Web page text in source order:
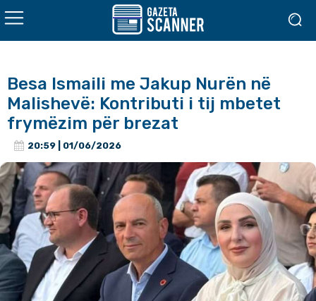
Besa Ismaili me Jakup Nurën në
Malishevë: Kontributi i tij mbetet
frymëzim për brezat
20:59 | 01/06/2026